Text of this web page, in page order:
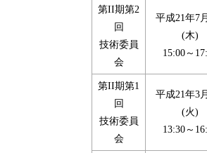
第II期第2
回
技術委員
会
平成21年7
(木)
15:00～
第II期第1
回
技術委員
会
平成21年3
(火)
13:30～